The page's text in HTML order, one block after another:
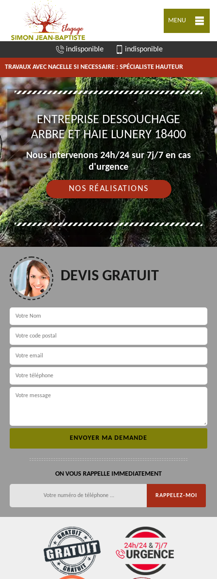
MENU
indisponible indisponible
TRAVAUX AVEC NACELLE SI NECESSAIRE : SPÉCIALISTE HAUTEUR
ENTREPRISE DESSOUCHAGE
ARBRE ET HAIE LUNERY 18400
Nous intervenons 24h/24 sur 7j/7 en cas
d'urgence
NOS RÉALISATIONS
DEVIS GRATUIT
ON VOUS RAPPELLE IMMEDIATEMENT